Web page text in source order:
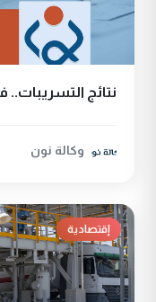
نتائج
وكالة نون
إقتصادية